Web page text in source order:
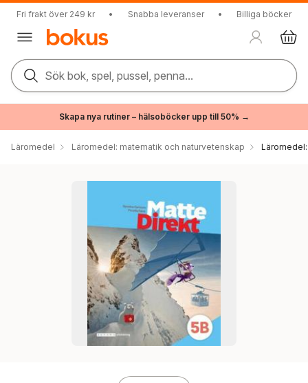
Fri frakt över 249 kr • Snabba leveranser • Billiga böcker
Sök bok, spel, pussel, penna...
Skapa nya rutiner – hälsoböcker upp till 50% →
Läromedel Läromedel: matematik och naturvetenskap